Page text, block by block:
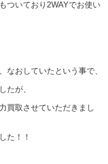
ついており2WAYでお使い
なおしていたという事で、
たが、
買取させていただきまし
た！！